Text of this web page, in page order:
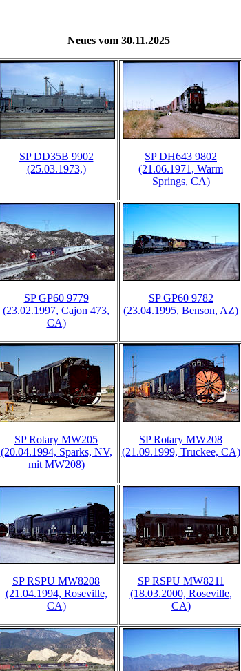
Neues vom 30.11.2025
SP DD35B 9902
(25.03.1973,)
SP DH643 9802
(21.06.1971, Warm
Springs, CA)
SP GP60 9779
(23.02.1997, Cajon 473,
CA)
SP GP60 9782
(23.04.1995, Benson, AZ)
SP Rotary MW205
(20.04.1994, Sparks, NV,
mit MW208)
SP Rotary MW208
(21.09.1999, Truckee, CA)
SP RSPU MW8208
(21.04.1994, Roseville,
CA)
SP RSPU MW8211
(18.03.2000, Roseville,
CA)